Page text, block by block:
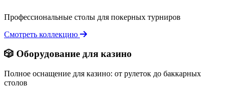
Профессиональные столы для покерных турниров
Смотреть коллекцию
🎲 Оборудование для казино
Полное оснащение для казино: от рулеток до баккарных
столов